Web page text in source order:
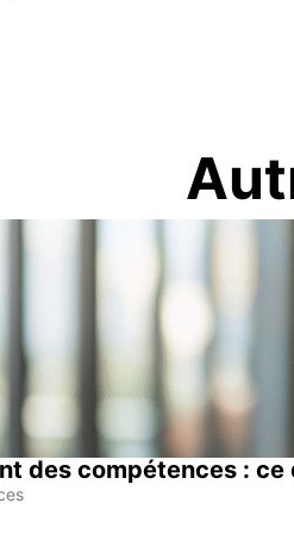
des compétences : ce